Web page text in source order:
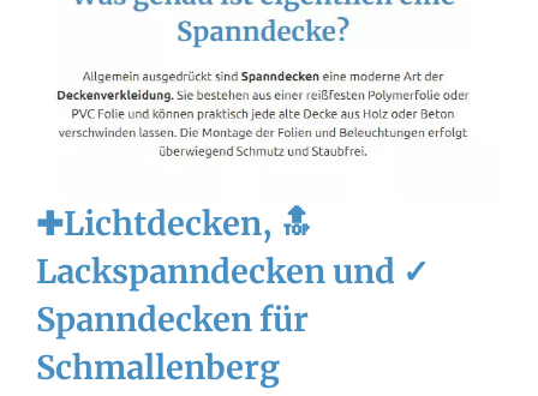
✚Lichtdecken, 🔝
Lackspanndecken und ✓
Spanndecken für
Schmallenberg